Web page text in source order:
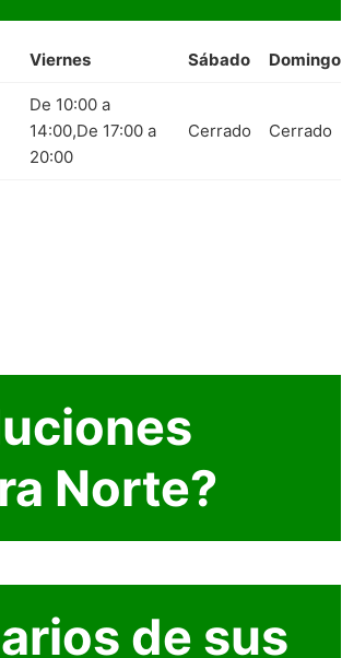
Viernes Sábado Domingo
De 10:00 a
14:00,De 17:00 a
20:00
Cerrado Cerrado
Norte?
de sus